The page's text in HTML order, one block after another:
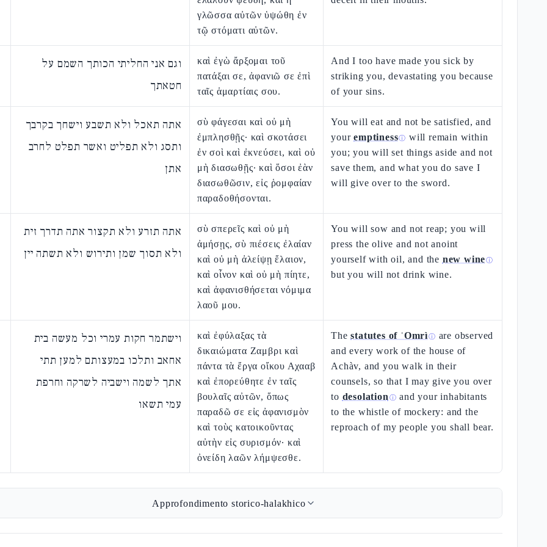
γλῶσσα αὐτῶν ὑψώθη ἐν
τῷ στόματι αὐτῶν.
וגם אני החליתי הכותך השמם על
חטאתך
καὶ ἐγὼ ἄρξομαι τοῦ
πατάξαι σε, ἀφανιῶ σε ἐπὶ
ταῖς ἁμαρτίαις σου.
And I too have made you sick by
striking you, devastating you because
of your sins.
אתה תאכל ולא תשבע וישחך בקרבך
ותסג ולא תפליט ואשר תפלט לחרב
אתן
σὺ φάγεσαι καὶ οὐ μὴ
ἐμπλησθῇς· καὶ σκοτάσει
ἐν σοὶ καὶ ἐκνεύσει, καὶ οὐ
μὴ διασωθῇς· καὶ ὅσοι ἐὰν
διασωθῶσιν, εἰς ῥομφαίαν
παραδοθήσονται.
You will eat and not be satisfied, and
youremptinessⓘ will remain within
you; you will set things aside and not
save them, and what you do save I
will give over to the sword.
אתה תזרע ולא תקצור אתה תדרך זית
ולא תסוך שמן ותירוש ולא תשתה יין
σὺ σπερεῖς καὶ οὐ μὴ
ἀμήσῃς, σὺ πιέσεις ἐλαίαν
καὶ οὐ μὴ ἀλείψῃ ἔλαιον,
καὶ οἶνον καὶ οὐ μὴ πίητε,
καὶ ἀφανισθήσεται νόμιμα
λαοῦ μου.
You will sow and not reap; you will
press the olive and not anoint
yourself with oil, and the new wineⓘ
but you will not drink wine.
וישתמר חקות עמרי וכל מעשה בית
אחאב ותלכו במעצותם למען תתי
אתך לשמה וישביה לשרקה וחרפת
עמי תשאו
καὶ ἐφύλαξας τὰ
δικαιώματα Ζαμβρι καὶ
πάντα τὰ ἔργα οἴκου Αχααβ
καὶ ἐπορεύθητε ἐν ταῖς
βουλαῖς αὐτῶν, ὅπως
παραδῶ σε εἰς ἀφανισμὸν
καὶ τοὺς κατοικοῦντας
αὐτὴν εἰς συρισμόν· καὶ
ὀνείδη λαῶν λήμψεσθε.
Thestatutes of ʿOmrìⓘ are observed
and every work of the house of
Achàv, and you walk in their
counsels, so that I may give you over
to desolation ⓘ and your inhabitants
to the whistle of mockery: and the
reproach of my people you shall bear.
Approfondimento storico-halakhico